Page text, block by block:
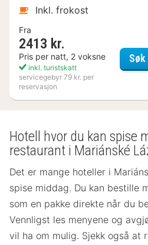
Inkl. frokost
Fra
2413 kr.
Pris per natt, 2 voksne
inkl. turistskatt
servicegebyr 79 kr. per
reservasjon
Hotell hvor du kan spise
restaurant i Mariánské
Det er mange hoteller i
spise middag. Du kan bestille
som en pakke direkte når du
Vennligst les menyene og
vil ha om mulig. Sjekk også at